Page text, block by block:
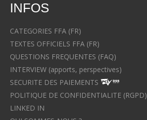
INFOS
CATEGORIES FFA (FR)
TEXTES OFFICIELS FFA (FR)
QUESTIONS FREQUENTES (FAQ)
INTERVIEW (apports, perspectives)
SECURITE DES PAIEMENTS
POLITIQUE DE CONFIDENTIALITE (RGPD)
LINKED IN